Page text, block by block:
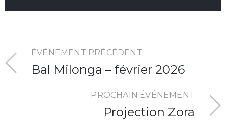
ÉVÉNEMENT PRÉCÉDENT
Bal Milonga – février 2026
PROCHAIN ÉVÉNEMENT
Projection Zora